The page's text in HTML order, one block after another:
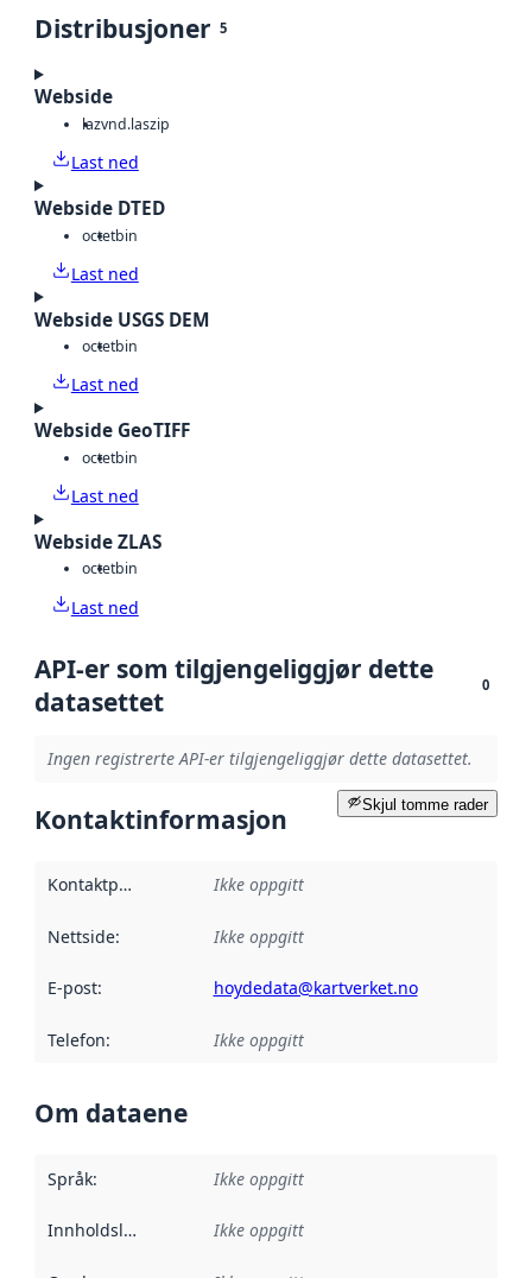
Distribusjoner 5
Webside
lazvnd.laszip
Last ned
Webside DTED
octetbin
Last ned
Webside USGS DEM
octetbin
Last ned
Webside GeoTIFF
octetbin
Last ned
Webside ZLAS
octetbin
Last ned
API-er som tilgjengeliggjør dette
datasettet
0
Ingen registrerte API-er tilgjengeliggjør dette datasettet.
Skjul tomme rader
Kontaktinformasjon
Kontaktpunkt Ikke oppgitt
Nettside: Ikke oppgitt
E-post: hoydedata@kartverket.no
Telefon: Ikke oppgitt
Om dataene
Språk: Ikke oppgitt
Innholdsleverandører :
Ikke oppgitt